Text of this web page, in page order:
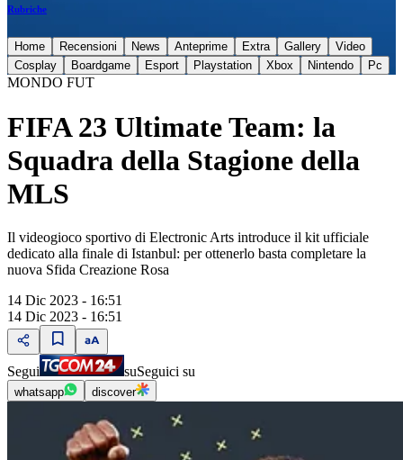
Rubriche
Home Recensioni News Anteprime Extra Gallery
Video
Cosplay
Boardgame Esport Playstation Xbox Nintendo Pc
MONDO FUT
FIFA 23 Ultimate Team: la
Squadra della Stagione della
MLS
Il videogioco sportivo di Electronic Arts introduce il kit ufficiale
dedicato alla finale di Istanbul: per ottenerlo basta completare la
nuova Sfida Creazione Rosa
14 Dic 2023 - 16:51
14 Dic 2023 - 16:51
Segui suSeguici su
whatsapp discover